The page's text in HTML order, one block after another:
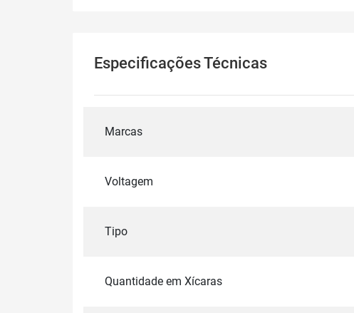
Especificações Técnicas
Marcas
Voltagem
Tipo
Quantidade em Xícaras